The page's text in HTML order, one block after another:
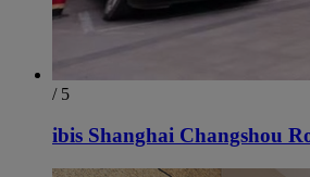
/ 5
ibis Shanghai Changshou